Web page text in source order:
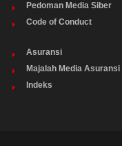
Pedoman Media Siber
Code of Conduct
Asuransi
Majalah Media Asuransi
Indeks